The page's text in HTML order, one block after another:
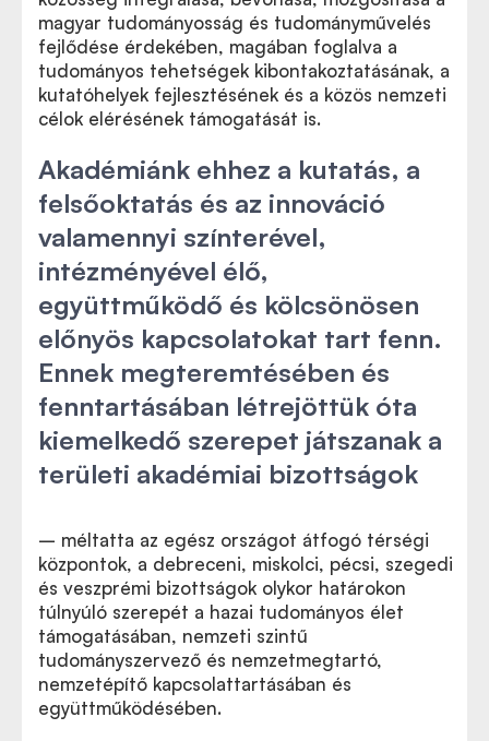
magyar tudományosság és tudományművelés
fejlődése érdekében, magában foglalva a
tudományos tehetségek kibontakoztatásának, a
kutatóhelyek fejlesztésének és a közös nemzeti
célok elérésének támogatását is.
Akadémiánk ehhez a kutatás, a
felsőoktatás és az innováció
valamennyi színterével,
intézményével élő,
együttműködő és kölcsönösen
előnyös kapcsolatokat tart fenn.
Ennek megteremtésében és
fenntartásában létrejöttük óta
kiemelkedő szerepet játszanak a
területi akadémiai bizottságok
– méltatta az egész országot átfogó térségi
központok, a debreceni, miskolci, pécsi, szegedi
és veszprémi bizottságok olykor határokon
túlnyúló szerepét a hazai tudományos élet
támogatásában, nemzeti szintű
tudományszervező és nemzetmegtartó,
nemzetépítő kapcsolattartásában és
együttműködésében.